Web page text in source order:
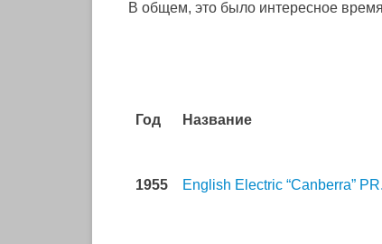
В общем, это было интересное
Год Название
1955 English Electric “Canberra”